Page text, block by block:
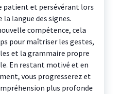
patient et persévérant lors
la langue des signes.
compétence, cela
pour maîtriser les gestes,
et la grammaire propre
En restant motivé et en
vous progresserez et
plus profonde